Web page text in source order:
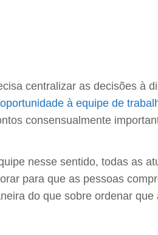
centralizar as decisões à
à equipe de
consensualmente
nesse sentido, todas as
para que as pessoas
do que sobre ordenar que